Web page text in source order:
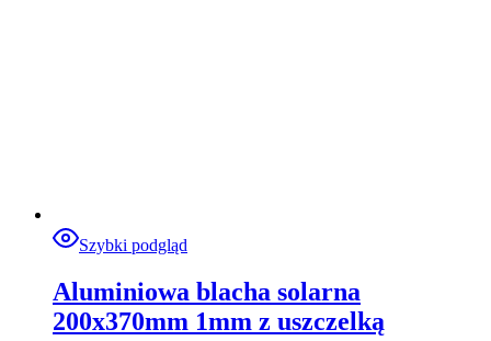
Szybki podgląd
Aluminiowa blacha solarna
200x370mm 1mm z uszczelką